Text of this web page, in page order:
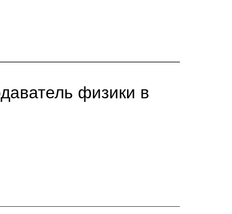
физики в